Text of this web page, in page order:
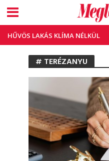
HŰVÖS LAKÁS KLÍMA NÉLKÜL
# TERÉZANYU